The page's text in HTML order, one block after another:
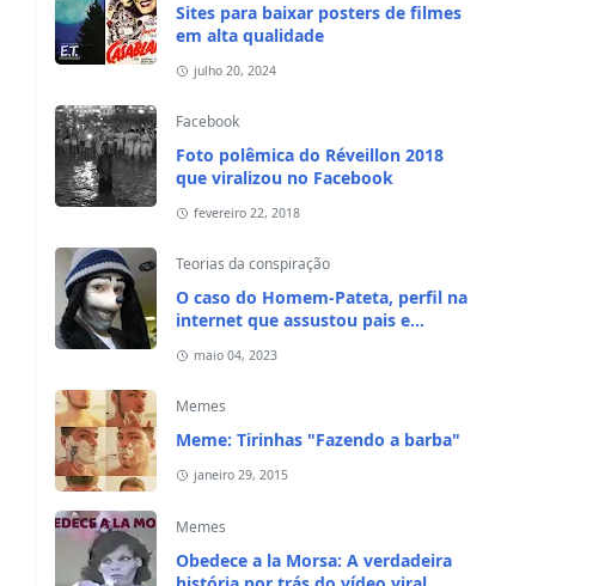
Sites para baixar posters de filmes
em alta qualidade
julho 20, 2024
Facebook
Foto polêmica do Réveillon 2018
que viralizou no Facebook
fevereiro 22, 2018
Teorias da conspiração
O caso do Homem-Pateta, perfil na
internet que assustou pais e
maio 04, 2023
Memes
Meme: Tirinhas "Fazendo a barba"
janeiro 29, 2015
Memes
Obedece a la Morsa: A verdadeira